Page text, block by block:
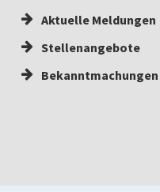
Aktuelle Meldungen
Stellenangebote
Bekanntmachungen